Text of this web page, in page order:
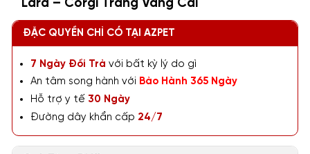
Lara – Corgi Trắng Vàng Cái
ĐẶC QUYỀN CHỈ CÓ TẠI AZPET
7 Ngày Đổi Trả với bất kỳ lý do gì
An tâm song hành với Bảo Hành 365 Ngày
Hỗ trợ y tế 30 Ngày
Đường dây khẩn cấp 24/7